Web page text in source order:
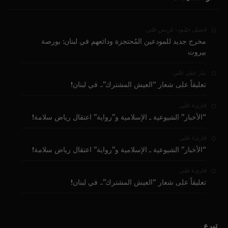
فضيل حمّود - باريس على
مخرج جديد للمودعين المُحتجزة ودائعهم في لبنان: بورصة
بيروت
بيار عقل على
تعليقاً على شعار “العيش المشترك”.. في لبنان!
قارىء على
“الأخبار” الشيوعية ـ الإسلامية و”رواية” اعتقال رياض سلامة!
قارىء على
“الأخبار” الشيوعية ـ الإسلامية و”رواية” اعتقال رياض سلامة!
قارىء على
تعليقاً على شعار “العيش المشترك”.. في لبنان!
تبرع